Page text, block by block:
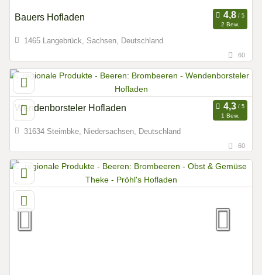
Bauers Hofladen
2 Bew.
1465 Langebrück, Sachsen, Deutschland
60
Wendenborsteler Hofladen
1 Bew.
31634 Steimbke, Niedersachsen, Deutschland
60